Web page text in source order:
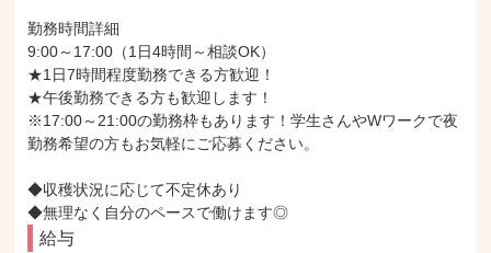
勤務時間詳細
9:00～17:00（1日4時間～相談OK）
★1日7時間程度勤務できる方歓迎！
★午後勤務できる方も歓迎します！
※17:00～21:00の勤務枠もあります！学生さんやWワークで夜
勤務希望の方もお気軽にご応募ください。
◆収穫状況に応じて不定休あり
◆無理なく自分のペースで働けます◎
給与